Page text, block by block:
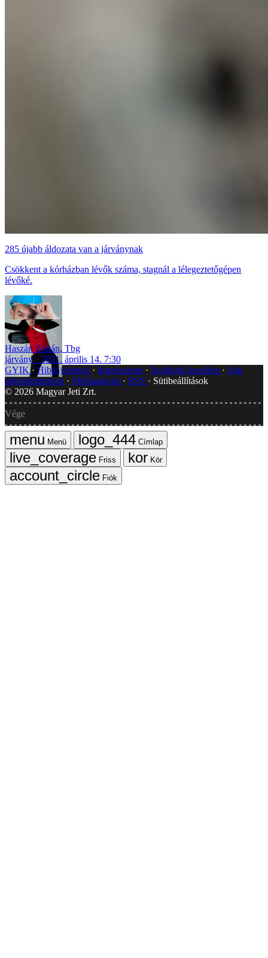
285 újabb áldozata van a járványnak
Csökkent a kórházban lévők száma, stagnál a lélegeztetőgépen
lévőké.
Haszán Zoltán, Tbg
járvány
2021. április 14. 7:30
GYIK Hibát jelentek Impresszum Javítások kezelése
Jogi
dokumentumok
Médiaajánlat RSS
Sütibeállítások
© 2026 Magyar Jeti Zrt.
Vége
Menü
Címlap
Friss
Kör
Fiók